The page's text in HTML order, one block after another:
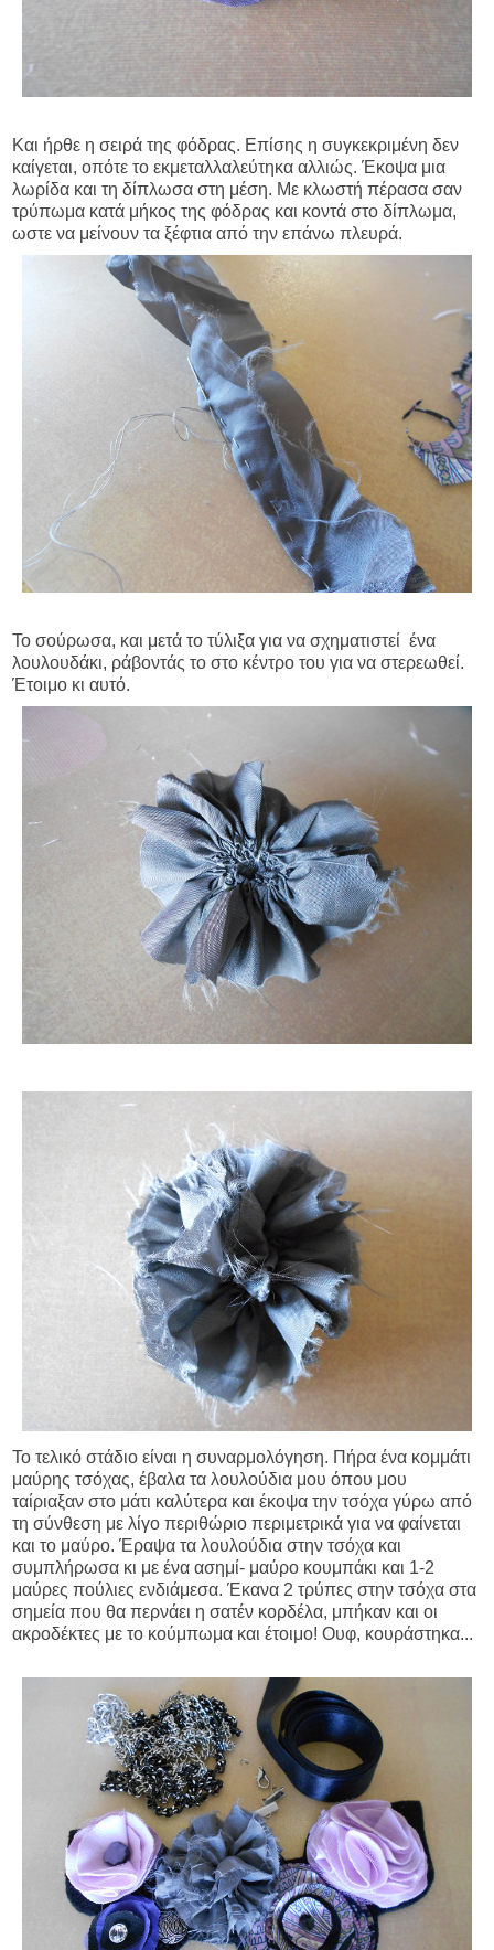
Και ήρθε η σειρά της φόδρας. Επίσης η συγκεκριμένη δεν
καίγεται, οπότε το εκμεταλλαλεύτηκα αλλιώς. Έκοψα μια
λωρίδα και τη δίπλωσα στη μέση. Με κλωστή πέρασα σαν
τρύπωμα κατά μήκος της φόδρας και κοντά στο δίπλωμα,
ωστε να μείνουν τα ξέφτια από την επάνω πλευρά.
Το σούρωσα, και μετά το τύλιξα για να σχηματιστεί ένα
λουλουδάκι, ράβοντάς το στο κέντρο του για να στερεωθεί.
Έτοιμο κι αυτό.
Το τελικό στάδιο είναι η συναρμολόγηση. Πήρα ένα κομμάτι
μαύρης τσόχας, έβαλα τα λουλούδια μου όπου μου
ταίριαξαν στο μάτι καλύτερα και έκοψα την τσόχα γύρω από
τη σύνθεση με λίγο περιθώριο περιμετρικά για να φαίνεται
και το μαύρο. Έραψα τα λουλούδια στην τσόχα και
συμπλήρωσα κι με ένα ασημί- μαύρο κουμπάκι και 1-2
μαύρες πούλιες ενδιάμεσα. Έκανα 2 τρύπες στην τσόχα στα
σημεία που θα περνάει η σατέν κορδέλα, μπήκαν και οι
ακροδέκτες με το κούμπωμα και έτοιμο! Ουφ, κουράστηκα...